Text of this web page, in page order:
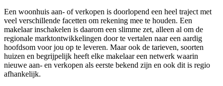
Een woonhuis aan- of verkopen is doorlopend een heel traject met
veel verschillende facetten om rekening mee te houden. Een
makelaar inschakelen is daarom een slimme zet, alleen al om de
regionale marktontwikkelingen door te vertalen naar een aardig
hoofdsom voor jou op te leveren. Maar ook de tarieven, soorten
huizen en begrijpelijk heeft elke makelaar een netwerk waarin
nieuwe aan- en verkopen als eerste bekend zijn en ook dit is regio
afhankelijk.